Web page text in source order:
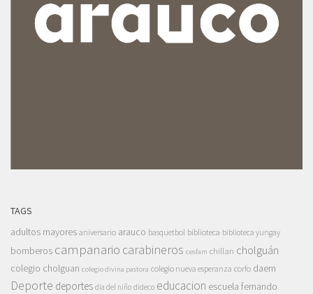
TAGS
adultos mayores aniversario arauco basquetbol biblioteca biblioteca yungay
bomberos campanario carabineros cesfam chillan cholguán
colegio cholguan colegio divina pastora colegio nueva esperanza corfo daem
Deporte deportes dia del niño dideco educacion escuela fernando